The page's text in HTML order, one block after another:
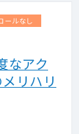
ールなし
なアク
リハリ